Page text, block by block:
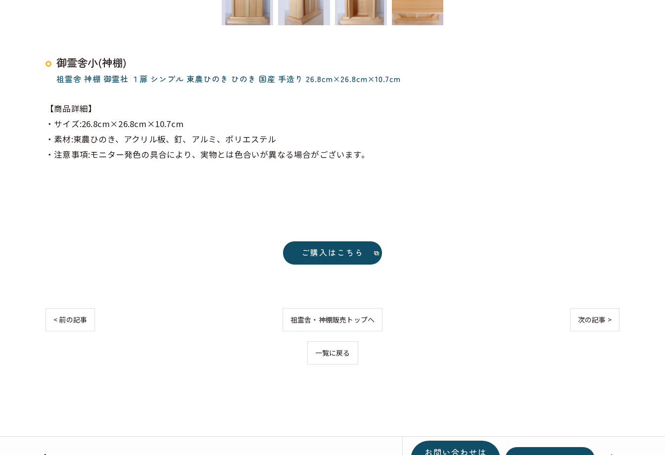
御霊舎小(神棚)
祖霊舎 神棚 御霊社 １扉 シンプル 東農ひのき ひのき 国産 手造り 26.8cm×26.8cm×10.7cm
【商品詳細】
・サイズ:26.8cm×26.8cm×10.7cm
・素材:東農ひのき、アクリル板、釘、アルミ、ポリエステル
・注意事項:モニター発色の具合により、実物とは色合いが異なる場合がございます。
ご購入はこちら
< 前の記事 祖霊舎・神棚販売トップへ 次の記事 >
一覧に戻る
お問い合わせは